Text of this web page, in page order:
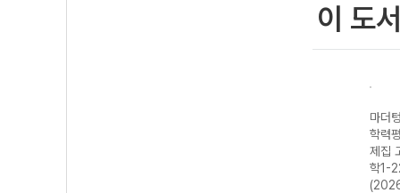
이 도
마더
학력
제집
학1-